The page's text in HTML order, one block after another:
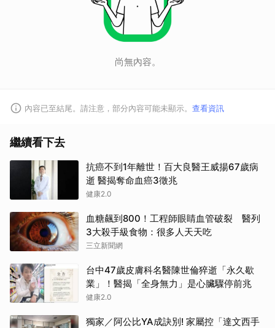
尚無內容。
內容已至結尾。請注意，部分內容可能未顯示。 查看資訊
繼續看下去
抗癌不到1年離世！百大良醫王威揚67歲病
逝 醫揭奪命血癌3徵兆
健康2.0
血糖飆到800！工程師眼睛血管破裂 醫列
3大殺手級食物：很多人天天吃
三立新聞網
台中47歲皮膚科名醫陳世倫猝逝「永久歇
業」！醫揭「全身無力」是心臟驟停前兆
健康2.0
獨家／阿公比YA成訣別! 家屬控「達文西手